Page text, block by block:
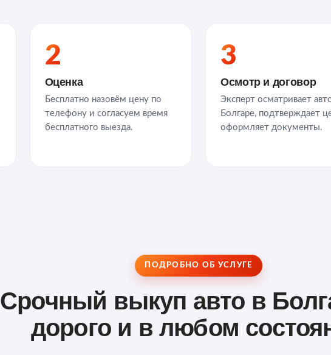
2
Оценка
Бесплатно назовём цену по
телефону и согласуем время
бесплатного выезда.
3
Осмотр и договор
Эксперт осматривает
Болгаре, подтверждает
оформляет документы.
ПОДРОБНО ОБ УСЛУГЕ
Срочный выкуп авто в
дорого и в любом